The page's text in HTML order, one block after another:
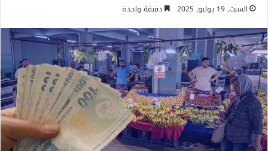
السبت, 19 يوليو, 2025 دقيقة واحدة